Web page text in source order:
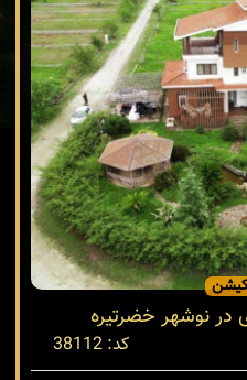
در نوشهر خضرتیره
کد: 38112